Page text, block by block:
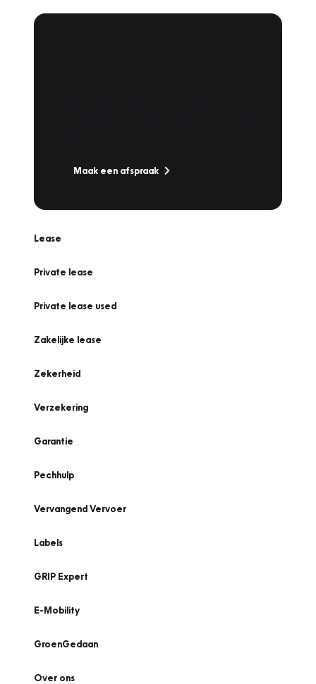
Maak een afspraak
Lease
Private lease
Private lease used
Zakelijke lease
Zekerheid
Verzekering
Garantie
Pechhulp
Vervangend Vervoer
Labels
GRIP Expert
E-Mobility
GroenGedaan
Over ons